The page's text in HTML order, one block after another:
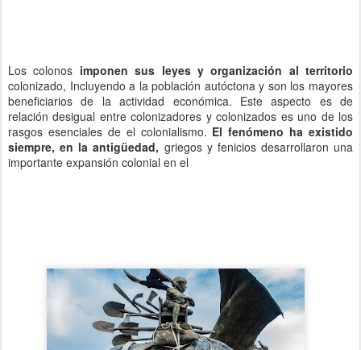
Los colonos imponen sus leyes y organización al territorio
colonizado, Incluyendo a la población autóctona y son los mayores
beneficiarios de la actividad económica. Este aspecto es de
relación desigual entre colonizadores y colonizados es uno de los
rasgos esenciales de el colonialismo. El fenómeno ha existido
siempre, en la antigüedad, griegos y fenicios desarrollaron una
importante expansión colonial en el